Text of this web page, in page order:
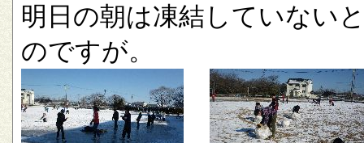
明日の朝は凍結していない
のですが。